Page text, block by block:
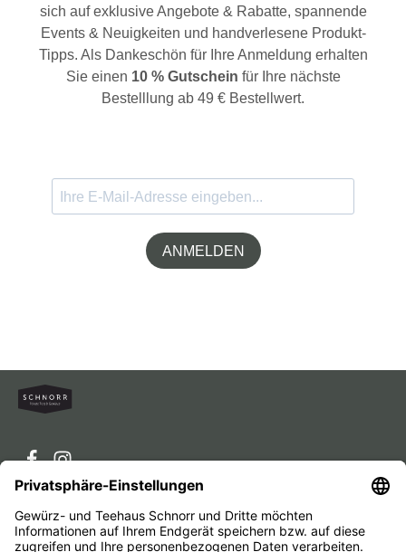
sich auf exklusive Angebote & Rabatte, spannende
Events & Neuigkeiten und handverlesene Produkt-
Tipps. Als Dankeschön für Ihre Anmeldung erhalten
Sie einen 10 % Gutschein für Ihre nächste
Bestelllung ab 49 € Bestellwert.
ANMELDEN
Service-Hotline